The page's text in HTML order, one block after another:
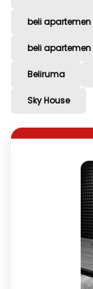
beli apartemen
beli apartemen
Beliruma
Sky House